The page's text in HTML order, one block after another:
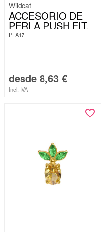
Wildcat
ACCESORIO DE
PERLA PUSH FIT.
PFA17
desde 8,63 €
Incl. IVA